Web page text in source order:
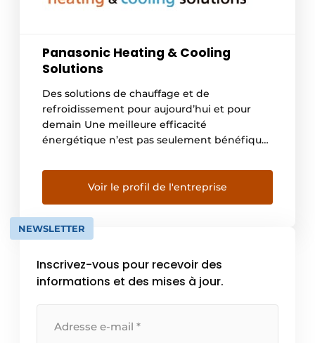
Panasonic Heating & Cooling
Solutions
Des solutions de chauffage et de
refroidissement pour aujourd’hui et pour
demain Une meilleure efficacité
énergétique n’est pas seulement bénéfique
planète. Chez Panasonic, nous nous
engageons à fournir des solutions
innovantes en matière de chauffage, de
climatisation et de réfrigération
commerciale. Depuis 1958, date à laquelle
Voir le profil de l'entreprise
NEWSLETTER
Inscrivez-vous pour recevoir des
informations et des mises à jour.